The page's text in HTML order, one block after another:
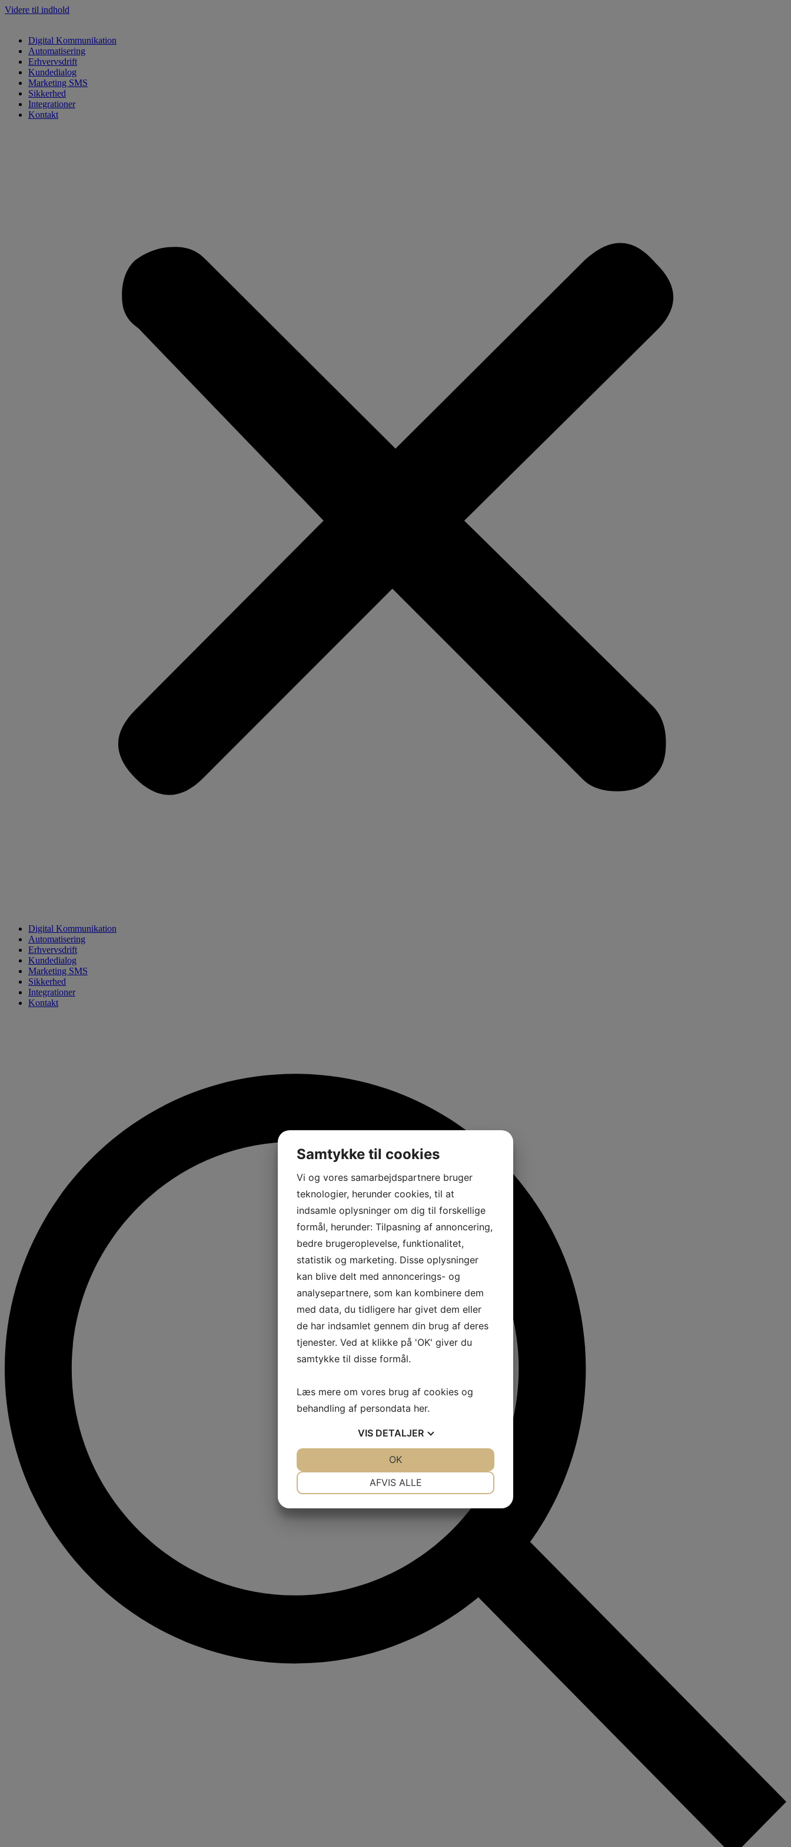
Videre til indhold
Digital Kommunikation
Automatisering
Erhvervsdrift
Kundedialog
Marketing SMS
Sikkerhed
Integrationer
Kontakt
Digital Kommunikation
Automatisering
Erhvervsdrift
Kundedialog
Marketing SMS
Sikkerhed
Integrationer
Kontakt
Samtykke til cookies
Vi og vores samarbejdspartnere bruger
teknologier, herunder cookies, til at
indsamle oplysninger om dig til forskellige
formål, herunder: Tilpasning af annoncering,
bedre brugeroplevelse, funktionalitet,
statistik og marketing. Disse oplysninger
kan blive delt med annoncerings- og
analysepartnere, som kan kombinere dem
med data, du tidligere har givet dem eller
de har indsamlet gennem din brug af deres
tjenester. Ved at klikke på 'OK' giver du
samtykke til disse formål.
Læs mere om vores brug af cookies og
behandling af persondata her.
VIS DETALJER
AFVIS ALLE
OK